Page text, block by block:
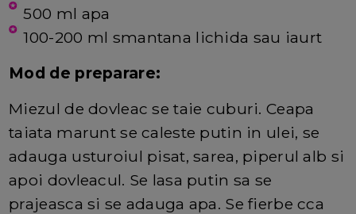
500 ml apa
100-200 ml smantana lichida sau iaurt
Mod de preparare:
Miezul de dovleac se taie cuburi. Ceapa
taiata marunt se caleste putin in ulei, se
adauga usturoiul pisat, sarea, piperul alb si
apoi dovleacul. Se lasa putin sa se
prajeasca si se adauga apa. Se fierbe cca